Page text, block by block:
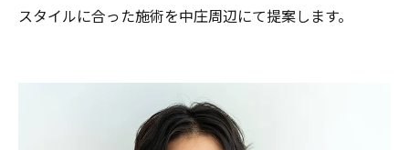
スタイルに合った施術を中庄周辺にて提案します。